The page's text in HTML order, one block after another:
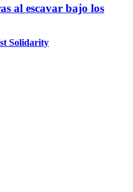
al escavar bajo los
Solidarity